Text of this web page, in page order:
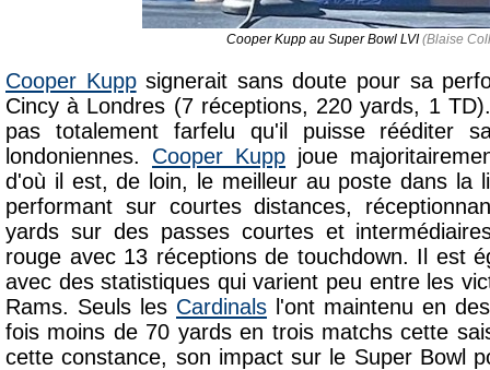
Cooper Kupp au Super Bowl LVI(Blaise
Cooper Kuppsignerait sans doute pour sa
Cincy à Londres (7 réceptions, 220 yards, 1
pas totalement farfelu qu'il puisse rééditer
londoniennes. Cooper Kupp joue
d'où il est, de loin, le meilleur au poste dans la
performant sur courtes distances,
yards sur des passes courtes et
rouge avec 13 réceptions de touchdown. Il est
avec des statistiques qui varient peu entre les
Rams. Seuls les Cardinals l'ont maintenu en
fois moins de 70 yards en trois matchs cette
cette constance, son impact sur le Super Bowl